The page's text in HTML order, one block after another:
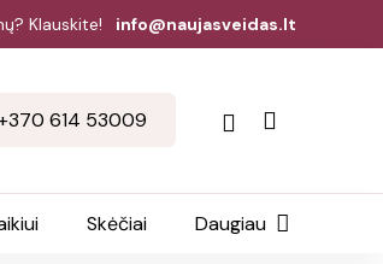
Klauskite! info@naujasveidas.lt
614 53009
Skėčiai Daugiau